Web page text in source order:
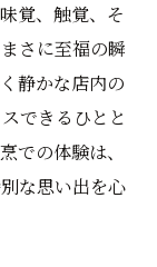
覚、触覚、そ
さに至福の瞬
静かな店内の
できるひとと
での体験は、
な思い出を心